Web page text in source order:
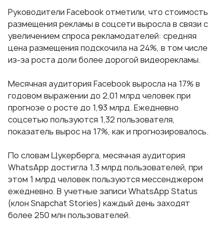
Руководители Facebook отметили, что стоимость
размещения рекламы в соцсети выросла в связи с
увеличением спроса рекламодателей: средняя
цена размещения подскочила на 24%, в том числе
из-за роста доли более дорогой видеорекламы.
Месячная аудитория Facebook выросла на 17% в
годовом выражении до 2,01 млрд человек при
прогнозе о росте до 1,93 млрд. Ежедневно
соцсетью пользуются 1,32 пользователя,
показатель вырос на 17%, как и прогнозировалось.
По словам Цукерберга, месячная аудитория
WhatsApp достигла 1,3 млрд пользователей, при
этом 1 млрд человек пользуются мессенджером
ежедневно. В учетные записи WhatsApp Status
(клон Snapchat Stories) каждый день заходят
более 250 млн пользователей.